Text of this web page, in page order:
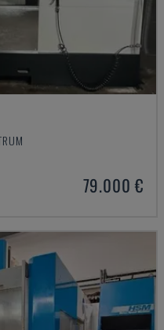
79.000 €